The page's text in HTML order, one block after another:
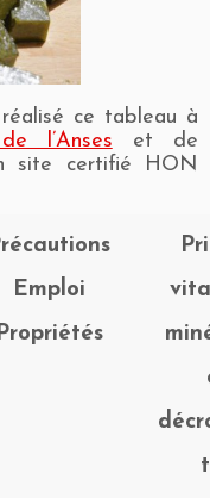
ce tableau à
l’Anses et de
site certifié HON
Emploi